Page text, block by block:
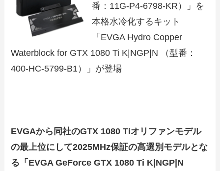
番：11G-P4-6798-KR）」を
本格水冷化するキット
「EVGA Hydro Copper
Waterblock for GTX 1080 Ti K|NGP|N （型番：
400-HC-5799-B1）」が登場
EVGAから同社のGTX 1080 Tiオリファンモデル
の最上位にして2025MHz保証の高選別モデルとな
る「EVGA GeForce GTX 1080 Ti K|NGP|N